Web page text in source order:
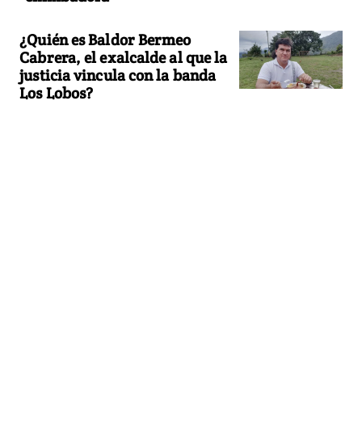
¿Quién es Baldor Bermeo
Cabrera, el exalcalde al que la
justicia vincula con la banda
Los Lobos?